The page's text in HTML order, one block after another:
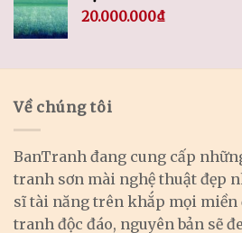
20.000.000₫
Về chúng tôi
BanTranh đang cung cấp
tranh sơn mài nghệ thuật đẹp
sĩ tài năng trên khắp mọi miền
tranh độc đáo, nguyên bản sẽ